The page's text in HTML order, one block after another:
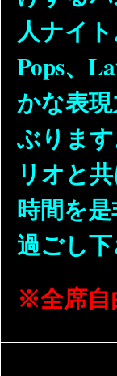
人ナイ
Pops、
かな表
ぶりま
リオと
時間を
過ごし
※全席自